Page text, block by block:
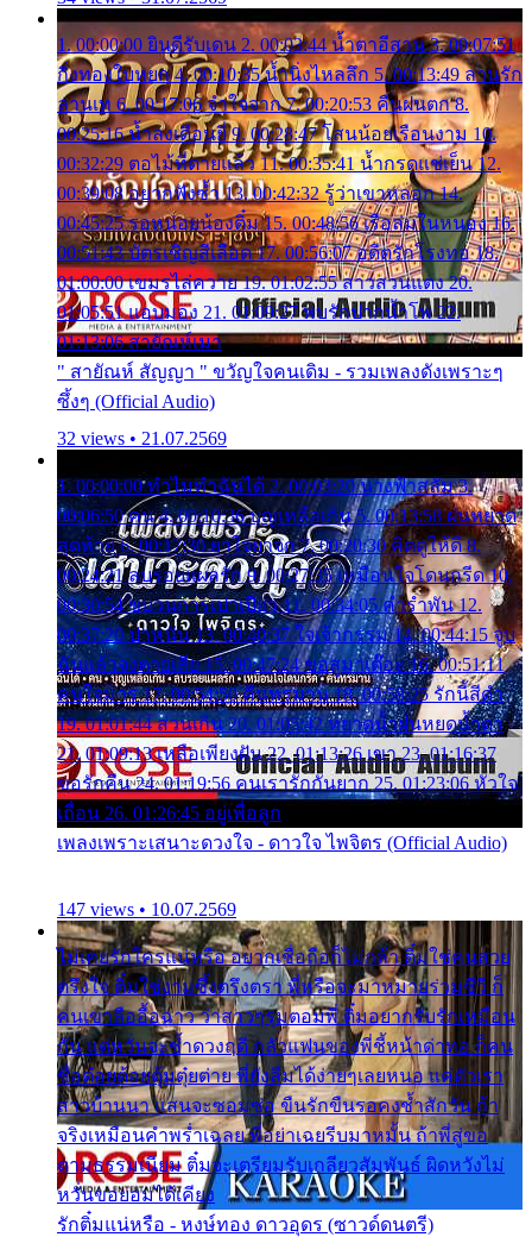
1. 00:00:00 ยินดีรับเดน 2. 00:03:44 น้ำตาอีสาน 3. 00:07:51
กิ่งทองใบหยก 4. 00:10:35 น้ำนิ่งไหลลึก 5. 00:13:49 ลานรัก
ลานเท 6. 00:17:06 จำใจจาก 7. 00:20:53 คืนฝนตก 8.
00:25:16 น้ำลงเดือนยี่ 9. 00:28:47 โสนน้อยเรือนงาม 10.
00:32:29 ตอไม้ที่ตายแล้ว 11. 00:35:41 น้ำกรดแช่เย็น 12.
00:39:08 อยากฟังซ้ำ 13. 00:42:32 รู้ว่าเขาหลอก 14.
00:45:25 รอหน่อยน้องติ๋ม 15. 00:48:56 เรือล่มในหนอง 16.
00:51:43 บัตรเชิญสีเลือด 17. 00:56:07 อดีตรักโรงทอ 18.
01:00:00 เขมรไล่ควาย 19. 01:02:55 สาวสวนแตง 20.
01:05:51 แอบมอง 21. 01:09:27 พบรักปากน้ำโพ 22.
01:13:06 สายัณห์เมา
" สายัณห์ สัญญา " ขวัญใจคนเดิม - รวมเพลงดังเพราะๆ
ซึ้งๆ (Official Audio)
32 views • 21.07.2569
1. 00:00:00 ทำไมทำฉันได้ 2. 00:03:20 นางฟ้าสลัม 3.
00:06:50 คน 4. 00:10:36 บุญเหลือเกิน 5. 00:13:58 ฝนหยาด
สุดท้าย 6. 00:17:30 ยาใจยาจก 7. 00:20:30 คิดดูให้ดี 8.
00:24:21 ลบรอยแผลรัก 9. 00:27:35 เหมือนใจโดนกรีด 10.
00:30:54 ขบวนการเปาเปียว 11. 00:34:05 คำรำพัน 12.
00:37:20 ปาหนัน 13. 00:40:37 ใจเจ้ากรรม 14. 00:44:15 จูบ
ฉันแล้วจงตายเสีย 15. 00:47:24 ขอสูมาเต๊อะ 16. 00:51:11
คนใจมาร 17. 00:54:50 คืนทรมาน 18. 00:58:25 รักนี้สีดำ
19. 01:01:44 ส่วนเกิน 20. 01:05:42 หยาดน้ำฝนหยดน้ำตา
21. 01:09:13 เหลือเพียงฝัน 22. 01:13:26 เขา 23. 01:16:37
ขอรักคืน 24. 01:19:56 คนเรารักกันยาก 25. 01:23:06 หัวใจ
เถื่อน 26. 01:26:45 อยู่เพื่อลูก
เพลงเพราะเสนาะดวงใจ - ดาวใจ ไพจิตร (Official Audio)
147 views • 10.07.2569
ไม่เคยรักใครแน่หรือ อยากเชื่อถือก็ไม่กล้า ติ๋มใช่คนสวย
ตรึงใจ ติ๋มใช่งามซึ้งตรึงตรา พี่หรือจะมาหมายร่วมชีวี ก็
คนเขาลืออื้อฉาว ว่าสาวๆรุมตอมพี่ ติ๋มอยากรับรักเหมือน
กัน แต่หวั่นจะช้ำดวงฤดี กลัวแฟนของพี่ชี้หน้าด่าทอ ก็คน
ชื่อต๋อยต้อยตุ้มตุ๋ยต่าย พี่ยังลืมได้ง่ายๆเลยหนอ แค่ตัวเรา
สาวบ้านนา แสนจะซอมซ่อ ขืนรักขืนรอคงช้ำสักวัน ถ้า
จริงเหมือนคำพร่ำเฉลย พี่อย่าเฉยรีบมาหมั้น ถ้าพี่สู่ขอ
ตามธรรมเนียม ติ๋มจะเตรียมรับเกลียวสัมพันธ์ ผิดหวังไม่
หวั่นขอยอมได้เคียง
รักติ๋มแน่หรือ - หงษ์ทอง ดาวอุดร (ซาวด์ดนตรี)